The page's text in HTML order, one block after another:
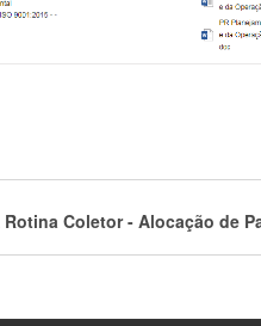
Rotina Coletor - Alocação de